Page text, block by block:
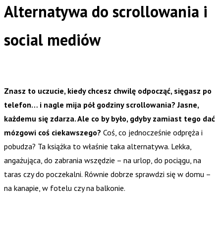
Alternatywa do scrollowania i
social mediów
Znasz to uczucie, kiedy chcesz chwilę odpocząć, sięgasz po
telefon… i nagle mija pół godziny scrollowania? Jasne,
każdemu się zdarza. Ale co by było, gdyby zamiast tego dać
mózgowi coś ciekawszego? Coś, co jednocześnie odpręża i
pobudza? Ta książka to właśnie taka alternatywa. Lekka,
angażująca, do zabrania wszędzie – na urlop, do pociągu, na
taras czy do poczekalni. Równie dobrze sprawdzi się w domu –
na kanapie, w fotelu czy na balkonie.